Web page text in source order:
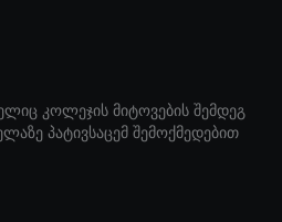
კოლეჯის მიტოვების შემდეგ
პატივსაცემ შემოქმედებით